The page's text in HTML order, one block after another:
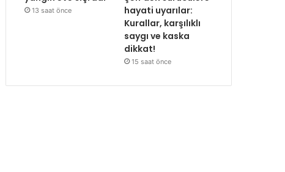
13 saat önce
hayati uyarılar:
Kurallar, karşılıklı
saygı ve kaska
dikkat!
15 saat önce